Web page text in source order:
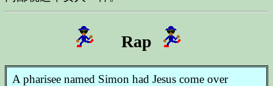
Rap
A pharisee named Simon had Jesus come over